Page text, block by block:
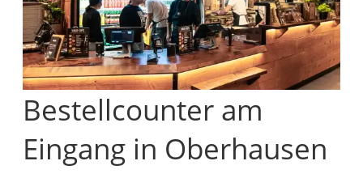
Bestellcounter am
Eingang in Oberhausen